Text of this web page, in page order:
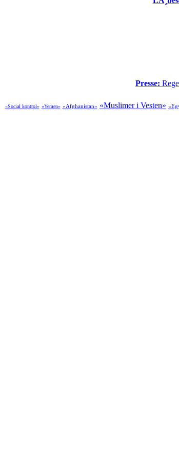
Presse:
«Social kontrol» «Yemen» «Afghanistan» «Muslimer i Vesten»